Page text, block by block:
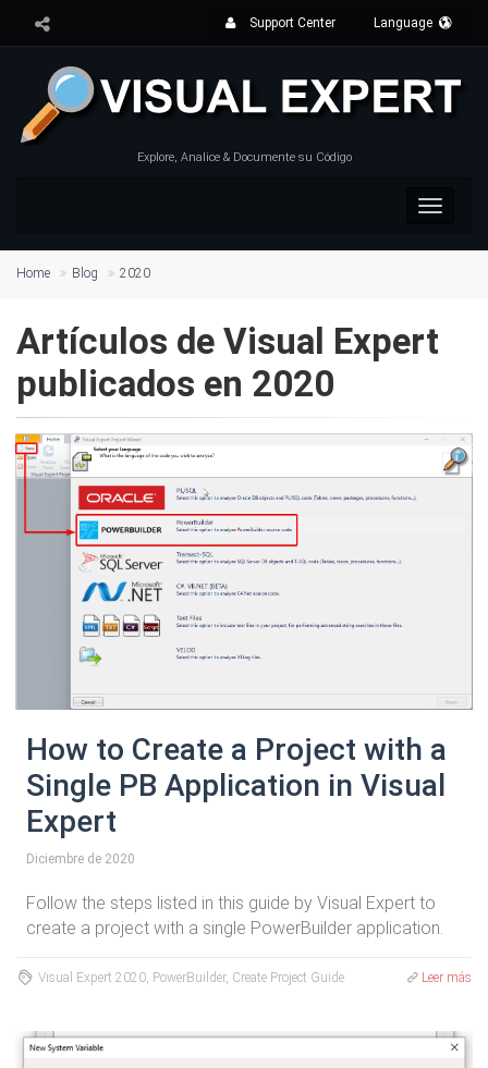
Support Center Language
Explore, Analice & Documente su Código
Toggle
Home Blog 2020
Artículos de Visual Expert
publicados en 2020
How to Create a Project with a
Single PB Application in Visual
Expert
Diciembre de 2020
Follow the steps listed in this guide by Visual Expert to
create a project with a single PowerBuilder application.
Visual Expert 2020, PowerBuilder, Create Project Guide Leer más